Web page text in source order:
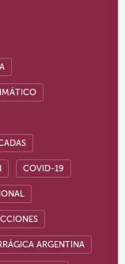
COVID-19
ARGENTINA